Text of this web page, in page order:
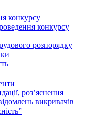
конкурсу
конкурсу
розпорядку
роз’яснення
викривачів